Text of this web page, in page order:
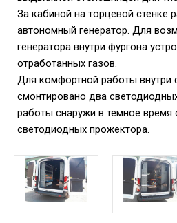
За кабиной на торцевой стенке
автономный генератор. Для
генератора внутри фургона
отработанных газов.
Для комфортной работы внутри
смонтировано два
работы снаружи в темное время
светодиодных прожектора.